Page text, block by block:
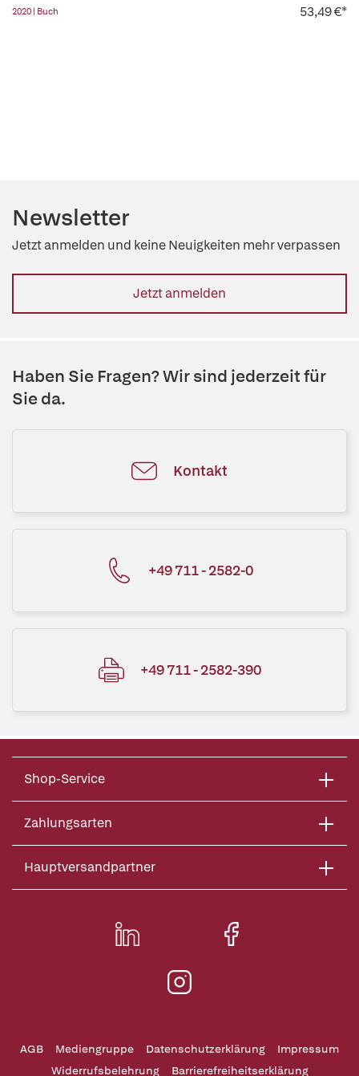
2020 | Buch 53,49 €*
Newsletter
Jetzt anmelden und keine Neuigkeiten mehr verpassen
Jetzt anmelden
Haben Sie Fragen? Wir sind jederzeit für
Sie da.
Kontakt
+49 711 - 2582-0
+49 711 - 2582-390
Shop-Service
Zahlungsarten
Hauptversandpartner
AGB Mediengruppe Datenschutzerklärung
Impressum
Widerrufsbelehrung
Barrierefreiheitserklärung